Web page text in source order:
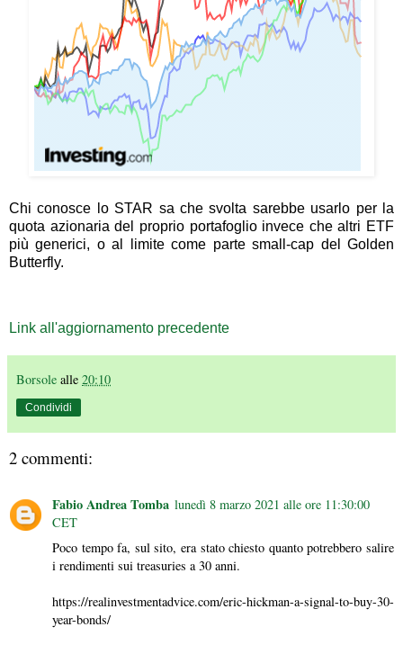
Chi conosce lo STAR sa che svolta sarebbe usarlo per la
quota azionaria del proprio portafoglio invece che altri ETF
più generici, o al limite come parte small-cap del Golden
Butterfly.
Link all'aggiornamento precedente
Borsole alle 20:10
Condividi
2 commenti:
Fabio Andrea Tomba lunedì 8 marzo 2021 alle ore 11:30:00
CET
Poco tempo fa, sul sito, era stato chiesto quanto potrebbero salire
i rendimenti sui treasuries a 30 anni.
https://realinvestmentadvice.com/eric-hickman-a-signal-to-buy-30-
year-bonds/